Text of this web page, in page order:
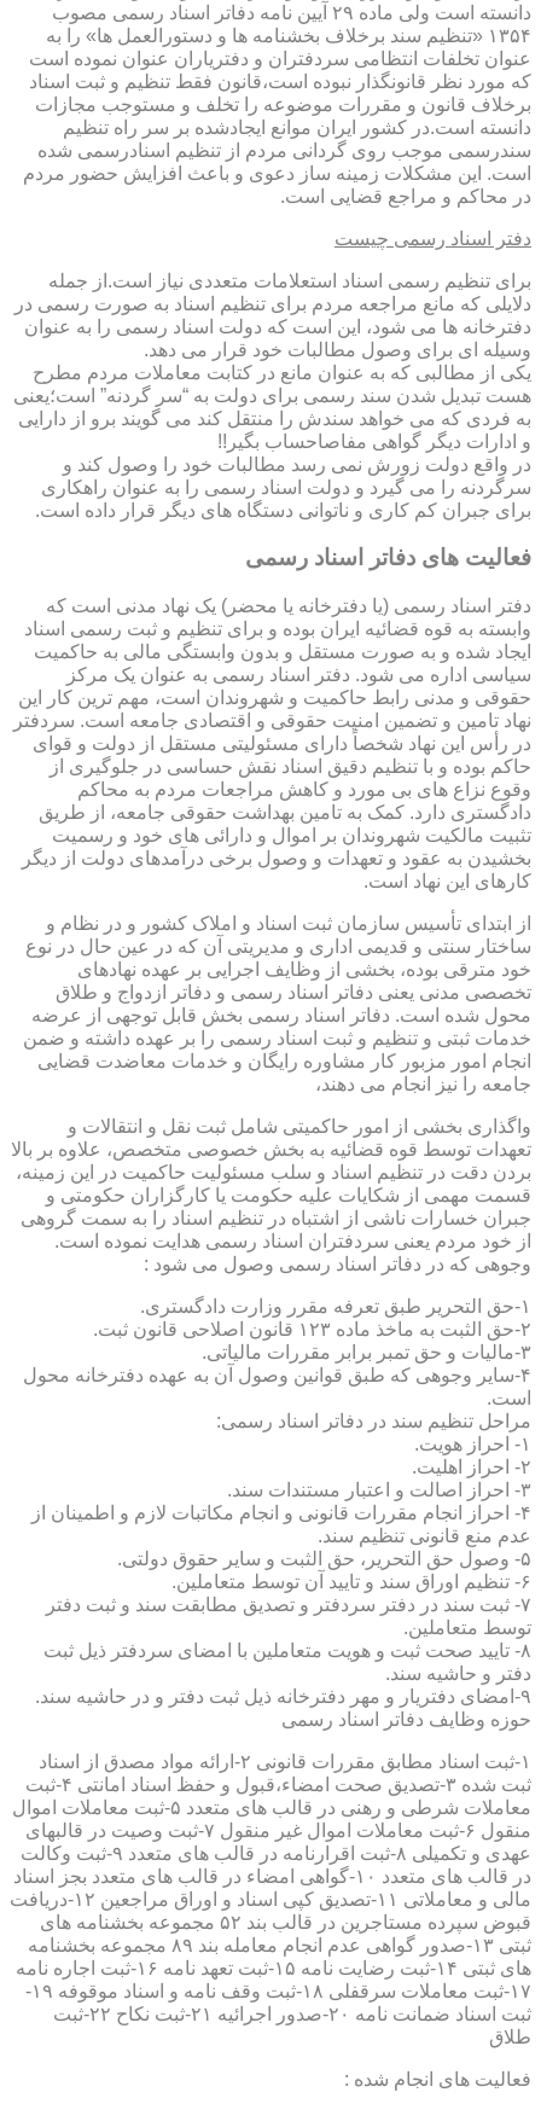
دانسته است ولی ماده ۲۹ آیین نامه دفاتر اسناد رسمی مصوب
۱۳۵۴ «تنظیم سند برخلاف بخشنامه ها و دستورالعمل ها» را به
عنوان تخلفات انتظامی سردفتران و دفتریاران عنوان نموده است
که مورد نظر قانونگذار نبوده است،قانون فقط تنظیم و ثبت اسناد
برخلاف قانون و مقررات موضوعه را تخلف و مستوجب مجازات
دانسته است.در کشور ایران موانع ایجادشده بر سر راه تنظیم
سندرسمی موجب روی گردانی مردم از تنظیم اسنادرسمی شده
است. این مشکلات زمینه ساز دعوی و باعث افزایش حضور مردم
در محاکم و مراجع قضایی است.
دفتر اسناد رسمی چیست
برای تنظیم رسمی اسناد استعلامات متعددی نیاز است.از جمله
دلایلی که مانع مراجعه مردم برای تنظیم اسناد به صورت رسمی در
دفترخانه ها می شود، این است که دولت اسناد رسمی را به عنوان
وسیله ای برای وصول مطالبات خود قرار می دهد.
یکی از مطالبی که به عنوان مانع در کتابت معاملات مردم مطرح
هست تبدیل شدن سند رسمی برای دولت به “سر گردنه” است؛یعنی
به فردی که می خواهد سندش را منتقل کند می گویند برو از دارایی
و ادارات دیگر گواهی مفاصاحساب بگیر!!
در واقع دولت زورش نمی رسد مطالبات خود را وصول کند و
سرگردنه را می گیرد و دولت اسناد رسمی را به عنوان راهکاری
برای جبران کم کاری و ناتوانی دستگاه های دیگر قرار داده است.
فعالیت های دفاتر اسناد رسمی
دفتر اسناد رسمی (یا دفترخانه یا محضر) یک نهاد مدنی است که
وابسته به قوه قضائیه ایران بوده و برای تنظیم و ثبت رسمی اسناد
ایجاد شده و به صورت مستقل و بدون وابستگی مالی به حاکمیت
سیاسی اداره می شود. دفتر اسناد رسمی به عنوان یک مرکز
حقوقی و مدنی رابط حاکمیت و شهروندان است، مهم ترین کار این
نهاد تامین و تضمین امنیت حقوقی و اقتصادی جامعه است. سردفتر
در رأس این نهاد شخصاً دارای مسئولیتی مستقل از دولت و قوای
حاکم بوده و با تنظیم دقیق اسناد نقش حساسی در جلوگیری از
وقوع نزاع های بی مورد و کاهش مراجعات مردم به محاکم
دادگستری دارد. کمک به تامین بهداشت حقوقی جامعه، از طریق
تثبیت مالکیت شهروندان بر اموال و دارائی های خود و رسمیت
بخشیدن به عقود و تعهدات و وصول برخی درآمدهای دولت از دیگر
کارهای این نهاد است.
از ابتدای تأسیس سازمان ثبت اسناد و املاک کشور و در نظام و
ساختار سنتی و قدیمی اداری و مدیریتی آن که در عین حال در نوع
خود مترقی بوده، بخشی از وظایف اجرایی بر عهده نهادهای
تخصصی مدنی یعنی دفاتر اسناد رسمی و دفاتر ازدواج و طلاق
محول شده است. دفاتر اسناد رسمی بخش قابل توجهی از عرضه
خدمات ثبتی و تنظیم و ثبت اسناد رسمی را بر عهده داشته و ضمن
انجام امور مزبور کار مشاوره رایگان و خدمات معاضدت قضایی
جامعه را نیز انجام می دهند،
واگذاری بخشی از امور حاکمیتی شامل ثبت نقل و انتقالات و
تعهدات توسط قوه قضائیه به بخش خصوصی متخصص، علاوه بر بالا
بردن دقت در تنظیم اسناد و سلب مسئولیت حاکمیت در این زمینه،
قسمت مهمی از شکایات علیه حکومت یا کارگزاران حکومتی و
جبران خسارات ناشی از اشتباه در تنظیم اسناد را به سمت گروهی
از خود مردم یعنی سردفتران اسناد رسمی هدایت نموده است.
وجوهی که در دفاتر اسناد رسمی وصول می شود :
۱-حق التحریر طبق تعرفه مقرر وزارت دادگستری.
۲-حق الثبت به ماخذ ماده ۱۲۳ قانون اصلاحی قانون ثبت.
۳-مالیات و حق تمبر برابر مقررات مالیاتی.
۴-سایر وجوهی که طبق قوانین وصول آن به عهده دفترخانه محول
است.
مراحل تنظیم سند در دفاتر اسناد رسمی:
۱- احراز هویت.
۲- احراز اهلیت.
۳- احراز اصالت و اعتبار مستندات سند.
۴- احراز انجام مقررات قانونی و انجام مکاتبات لازم و اطمینان از
عدم منع قانونی تنظیم سند.
۵- وصول حق التحریر، حق الثبت و سایر حقوق دولتی.
۶- تنظیم اوراق سند و تایید آن توسط متعاملین.
۷- ثبت سند در دفتر سردفتر و تصدیق مطابقت سند و ثبت دفتر
توسط متعاملین.
۸- تایید صحت ثبت و هویت متعاملین با امضای سردفتر ذیل ثبت
دفتر و حاشیه سند.
۹-امضای دفتریار و مهر دفترخانه ذیل ثبت دفتر و در حاشیه سند.
حوزه وظایف دفاتر اسناد رسمی
۱-ثبت اسناد مطابق مقررات قانونی ۲-ارائه مواد مصدق از اسناد
ثبت شده ۳-تصدیق صحت امضاء،قبول و حفظ اسناد امانتی ۴-ثبت
معاملات شرطی و رهنی در قالب های متعدد ۵-ثبت معاملات اموال
منقول ۶-ثبت معاملات اموال غیر منقول ۷-ثبت وصیت در قالبهای
عهدی و تکمیلی ۸-ثبت اقرارنامه در قالب های متعدد ۹-ثبت وکالت
در قالب های متعدد ۱۰-گواهی امضاء در قالب های متعدد بجز اسناد
مالی و معاملاتی ۱۱-تصدیق کپی اسناد و اوراق مراجعین ۱۲-دریافت
قبوض سپرده مستاجرین در قالب بند ۵۲ مجموعه بخشنامه های
ثبتی ۱۳-صدور گواهی عدم انجام معامله بند ۸۹ مجموعه بخشنامه
های ثبتی ۱۴-ثبت رضایت نامه ۱۵-ثبت تعهد نامه ۱۶-ثبت اجاره نامه
۱۷-ثبت معاملات سرقفلی ۱۸-ثبت وقف نامه و اسناد موقوفه ۱۹-
ثبت اسناد ضمانت نامه ۲۰-صدور اجرائیه ۲۱-ثبت نکاح ۲۲-ثبت
طلاق
فعالیت های انجام شده :